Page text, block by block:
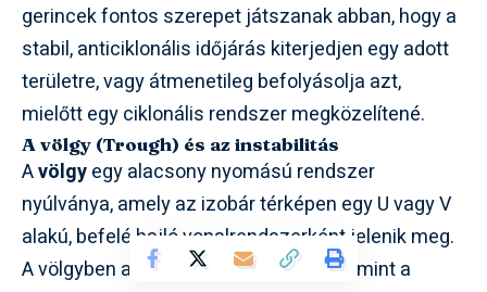
gerincek fontos szerepet játszanak abban, hogy a
stabil, anticiklonális időjárás kiterjedjen egy adott
területre, vagy átmenetileg befolyásolja azt,
mielőtt egy ciklonális rendszer megközelítené.
A völgy (Trough) és az instabilitás
Avölgyegy alacsony nyomású rendszer
nyúlványa, amely az izobár térképen egy U vagy V
alakú, befelé hajló vonalrendszerként jelenik meg.
A völgyben a légnyomás alacsonyabb, mint a